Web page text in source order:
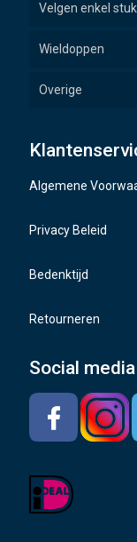
Velgen enkel
Wieldoppen
Overige
Algemene
Privacy Beleid
Bedenktijd
Retourneren
Social media